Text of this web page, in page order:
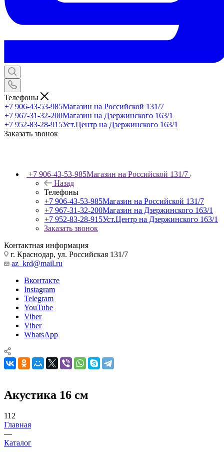
Телефоны
+7 906-43-53-985Магазин на Российской 131/7
+7 967-31-32-200Магазин на Дзержинского 163/1
+7 952-83-28-915Уст.Центр на Дзержинского 163/1
Заказать звонок
+7 906-43-53-985Магазин на Российской 131/7
Назад
Телефоны
+7 906-43-53-985Магазин на Российской 131/7
+7 967-31-32-200Магазин на Дзержинского 163/1
+7 952-83-28-915Уст.Центр на Дзержинского 163/1
Заказать звонок
Контактная информация
г. Краснодар, ул. Российская 131/7
az_krd@mail.ru
Вконтакте
Instagram
Telegram
YouTube
Viber
Viber
WhatsApp
Акустика 16 см
112
Главная
—
Каталог